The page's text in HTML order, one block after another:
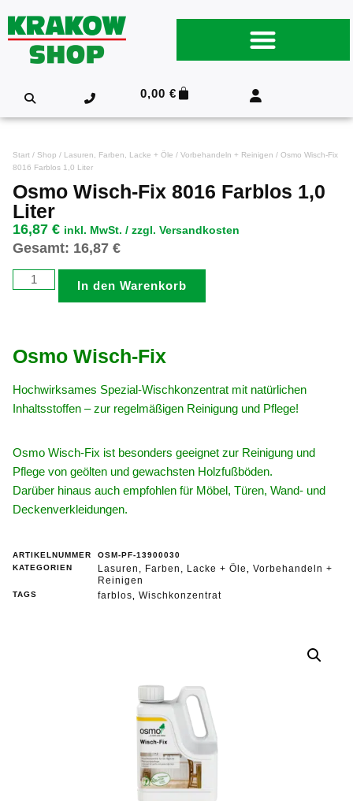
0,00€
Start / Shop / Lasuren, Farben, Lacke + Öle / Vorbehandeln + Reinigen / Osmo Wisch-Fix
8016 Farblos 1,0 Liter
Osmo Wisch-Fix 8016 Farblos 1,0
Liter
16,87 € inkl. MwSt. / zzgl. Versandkosten
Gesamt: 16,87 €
In den Warenkorb
Osmo Wisch-Fix
Hochwirksames Spezial-Wischkonzentrat mit natürlichen
Inhaltsstoffen – zur regelmäßigen Reinigung und Pflege!
Osmo Wisch-Fix ist besonders geeignet zur Reinigung und
Pflege von geölten und gewachsten Holzfußböden.
Darüber hinaus auch empfohlen für Möbel, Türen, Wand- und
Deckenverkleidungen.
ARTIKELNUMMER
OSM-PF-13900030
KATEGORIEN
Lasuren, Farben, Lacke + Öle
Vorbehandeln +
Reinigen
TAGS farblos Wischkonzentrat